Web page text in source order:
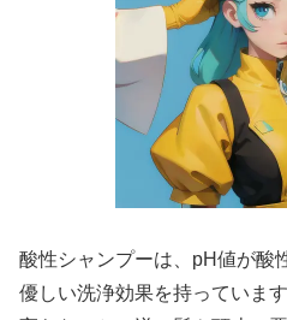
酸性シャンプーは、pH値が酸
優しい洗浄効果を持っていま